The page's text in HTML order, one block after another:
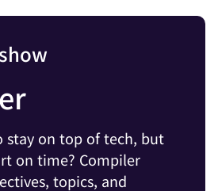
stay on top of tech, but
on time? Compiler
topics, and